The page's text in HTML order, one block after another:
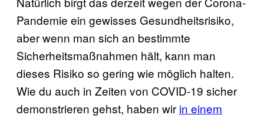
Pandemie ein gewisses Gesundheitsrisiko,
aber wenn man sich an bestimmte
Sicherheitsmaßnahmen hält, kann man
dieses Risiko so gering wie möglich halten.
Wie du auch in Zeiten von COVID-19 sicher
demonstrieren gehst, haben wir in einem